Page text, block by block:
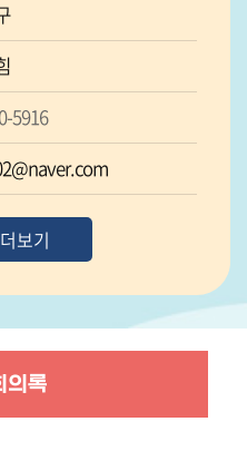
5916
보기
의록